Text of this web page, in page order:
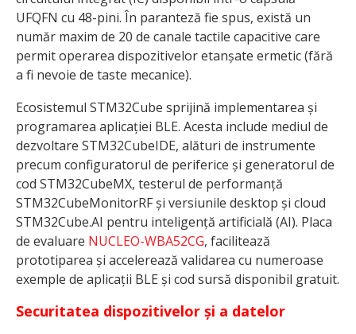
UFQFN cu 48-pini. În paranteză fie spus, există un
număr maxim de 20 de canale tactile capacitive care
permit operarea dispozitivelor etanșate ermetic (fără
a fi nevoie de taste mecanice).
Ecosistemul STM32Cube sprijină implementarea și
programarea aplicației BLE. Acesta include mediul de
dezvoltare STM32CubeIDE, alături de instrumente
precum configuratorul de periferice și generatorul de
cod STM32CubeMX, testerul de performanță
STM32CubeMonitorRF și versiunile desktop și cloud
STM32Cube.AI pentru inteligență artificială (AI). Placa
de evaluare NUCLEO-WBA52CG, facilitează
prototiparea și accelerează validarea cu numeroase
exemple de aplicații BLE și cod sursă disponibil gratuit.
Securitatea dispozitivelor și a datelor